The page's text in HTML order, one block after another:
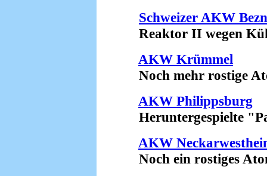
Schweizer AKW
Reaktor II wegen
AKW Krümmel
Noch mehr rostige
AKW Philippsburg
Heruntergespielte
AKW
Noch ein rostiges